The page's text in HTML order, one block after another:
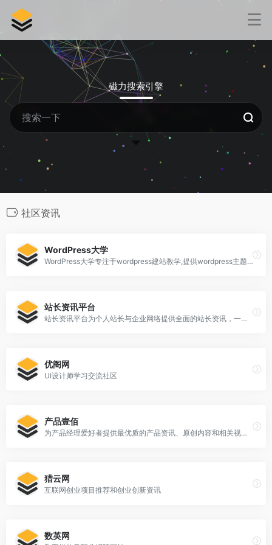
磁力搜索引擎
社区资讯
WordPress大学
WordPress大学专注于wordpress建站教学,提供wordpress主题,wordpres
站长资讯平台
站长资讯平台为个人站长与企业网络提供全面的站长资讯，一站式网络解决方案，我们一直致力为中文网站提供动
优阁网
UI设计师学习交流社区
产品壹佰
为产品经理爱好者提供最优质的产品资讯、原创内容和相关视频课程
猎云网
互联网创业项目推荐和创业创新资讯
数英网